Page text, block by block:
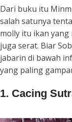
Dari buku itu
salah satunya
molly itu ikan
juga serat. Biar
jabarin di bawah
yang paling
1. Cacing